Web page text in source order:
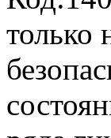
только